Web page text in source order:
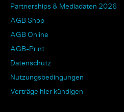
Partnerships & Mediadaten 2026
AGB Shop
AGB Online
AGB-Print
Datenschutz
Nutzungsbedingungen
Verträge hier kündigen